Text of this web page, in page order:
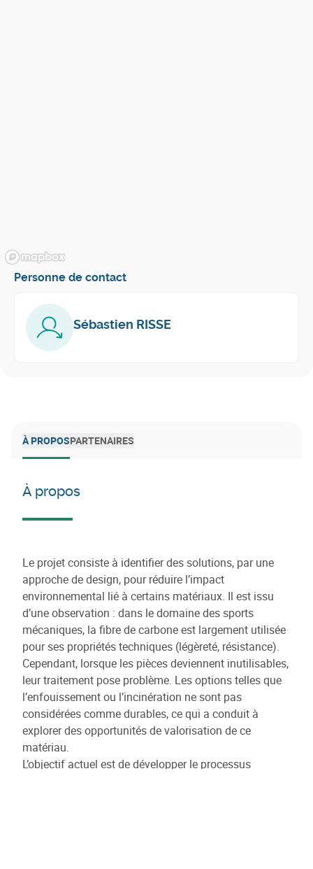
Personne de contact
Sébastien RISSE
À PROPOSPARTENAIRES
À propos
Le projet consiste à identifier des solutions, par une
approche de design, pour réduire l’impact
environnemental lié à certains matériaux. Il est issu
d’une observation : dans le domaine des sports
mécaniques, la fibre de carbone est largement utilisée
pour ses propriétés techniques (légèreté, résistance).
Cependant, lorsque les pièces deviennent inutilisables,
leur traitement pose problème. Les options telles que
l’enfouissement ou l’incinération ne sont pas
considérées comme durables, ce qui a conduit à
explorer des opportunités de valorisation de ce
matériau.
L’objectif actuel est de développer le processus